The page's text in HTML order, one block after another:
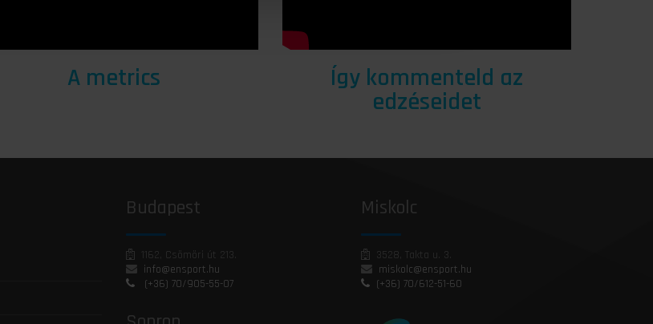
A metrics Így kommenteld az
edzéseidet
Budapest
1162, Csömöri út 213.
info@ensport.hu
(+36) 70/905-55-07
Miskolc
3528, Takta u. 3.
miskolc@ensport.hu
(+36) 70/612-51-60